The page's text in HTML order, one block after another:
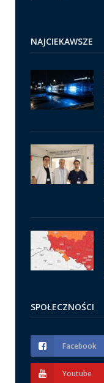
NAJCIEKAWSZE
SPOŁECZNOŚCI
Facebook
Youtube